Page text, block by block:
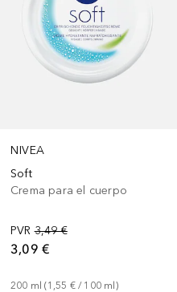
NIVEA
Soft
Crema para el cuerpo
PVR 3,49 €
3,09 €
200 ml (1,55 € / 100 ml )